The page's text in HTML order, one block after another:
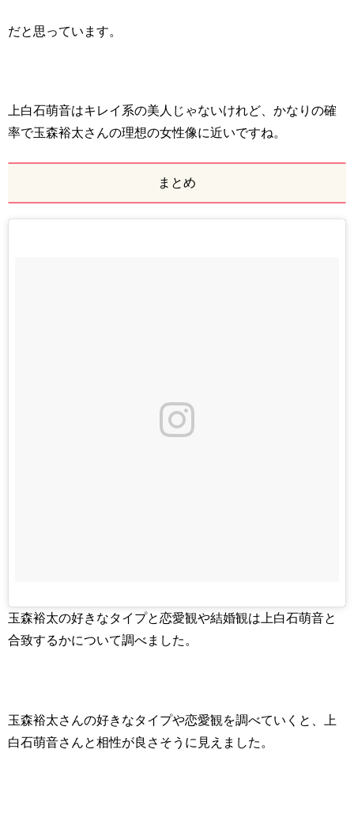
だと思っています。
上白石萌音はキレイ系の美人じゃないけれど、かなりの確
率で玉森裕太さんの理想の女性像に近いですね。
まとめ
玉森裕太の好きなタイプと恋愛観や結婚観は上白石萌音と
合致するかについて調べました。
玉森裕太さんの好きなタイプや恋愛観を調べていくと、上
白石萌音さんと相性が良さそうに見えました。